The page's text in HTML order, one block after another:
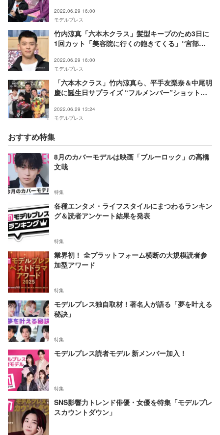
2022.06.29 16:00
モデルプレス
竹内涼真「六本木クラス」髪型キープのため3日に
1回カット「美容院に行くの飽きてくる」“宮部新
2022.06.29 16:00
モデルプレス
「六本木クラス」竹内涼真ら、平手友梨奈＆中尾明
慶に誕生日サプライズ “フルメンバー”ショットに
2022.06.29 13:24
モデルプレス
おすすめ特集
8月のカバーモデルは映画「ブルーロック」の高橋
文哉
特集
各種エンタメ・ライフスタイルにまつわるランキン
グ＆読者アンケート結果を発表
特集
業界初！ 全プラットフォーム横断の大規模読者参
加型アワード
特集
モデルプレス独自取材！著名人が語る「夢を叶える
秘訣」
特集
モデルプレス読者モデル 新メンバー加入！
特集
SNS影響力トレンド俳優・女優を特集「モデルプレ
スカウントダウン」